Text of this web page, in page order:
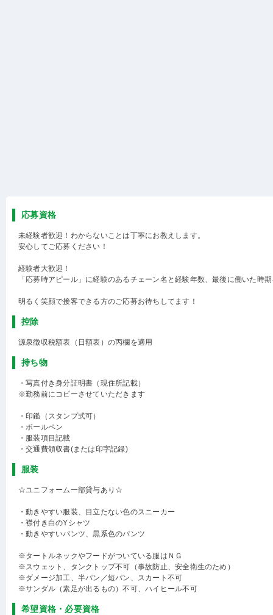
応募資格
未経験者歓迎！わからないことは丁寧にお教えします。
安心してご応募ください！
経験者大歓迎！
「応募時アピール」に経験のあるチェーン名と経験年数、最後に働いた時
明るく笑顔で接客できる方のご応募お待ちしてます！
控除
源泉徴収税額表（日額表）の丙欄を適用
持ち物
・写真付き身分証明書（現住所記載）
※勤務前にコピーさせていただきます
・印鑑（スタンプ式可）
・ボールペン
・服装項目記載
・交通費領収書(または印字記録)
服装
☆ユニフォーム一部貸与あり☆
・動きやすい服装、目立たない色のスニーカー
・襟付き白のYシャツ
・動きやすいパンツ、黒系色のパンツ
※タートルネックやフードがついている服はＮＧ
※スウェット、タンクトップ不可（事故防止、安全衛生のため）
※ダメージ加工、半パン／短パン、スカート不可
※サンダル（素足が出るもの）不可、ハイヒール不可
希望資格・必要資格